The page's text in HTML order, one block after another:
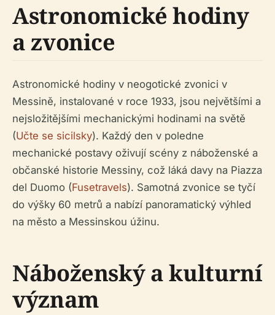
Astronomické hodiny
a zvonice
Astronomické hodiny v neogotické zvonici v
Messině, instalované v roce 1933, jsou největšími a
nejsložitějšími mechanickými hodinami na světě
(Učte se sicilsky). Každý den v poledne
mechanické postavy oživují scény z náboženské a
občanské historie Messiny, což láká davy na Piazza
del Duomo (Fusetravels). Samotná zvonice se tyčí
do výšky 60 metrů a nabízí panoramatický výhled
na město a Messinskou úžinu.
Náboženský a kulturní
význam